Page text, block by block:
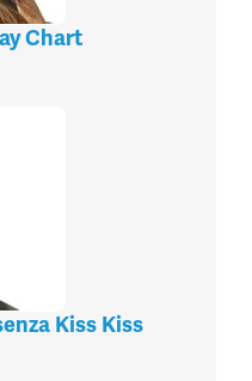
Chart
Kiss Kiss